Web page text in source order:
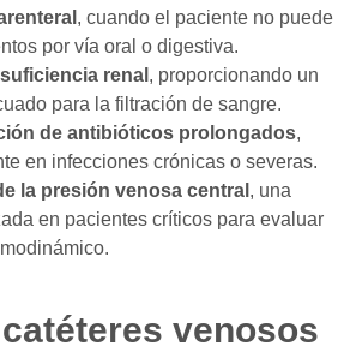
, cuando el paciente no puede
por vía oral o digestiva.
renal , proporcionando un
para la filtración de sangre.
de antibióticos prolongados,
en infecciones crónicas o severas.
la presión venosa central , una
en pacientes críticos para evaluar
venosos